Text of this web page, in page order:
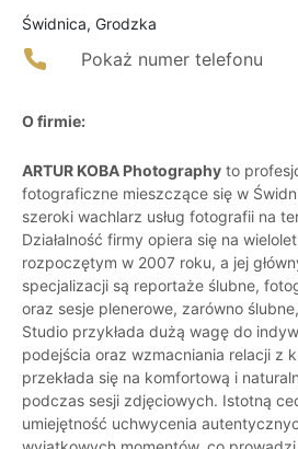
Świdnica, Grodzka
Pokaż numer telefonu
O firmie:
ARTUR KOBA Photography to
fotograficzne mieszczące się w
szeroki wachlarz usług fotografii na
Działalność firmy opiera się na
rozpoczętym w 2007 roku, a jej
specjalizacji są reportaże ślubne,
oraz sesje plenerowe, zarówno
Studio przykłada dużą wagę do
podejścia oraz wzmacniania relacji z
przekłada się na komfortową i
podczas sesji zdjęciowych. Istotną
umiejętność uchwycenia